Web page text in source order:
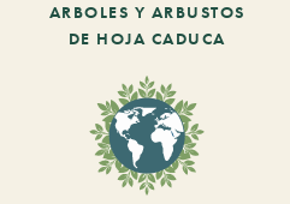
ARBOLES Y ARBUSTOS
DE HOJA CADUCA